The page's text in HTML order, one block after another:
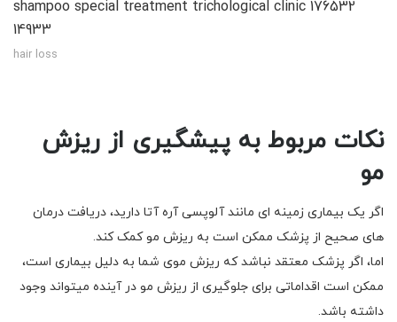
hair loss
نکات مربوط به پیشگیری از ریزش
مو
اگر یک بیماری زمینه ای مانند آلوپسی آره آتا دارید، دریافت درمان
های صحیح از پزشک ممکن است به ریزش مو کمک کند.
اما، اگر پزشک معتقد نباشد که ریزش موی شما به دلیل بیماری است،
ممکن است اقداماتی برای جلوگیری از ریزش مو در آینده میتواند وجود
داشته باشد.